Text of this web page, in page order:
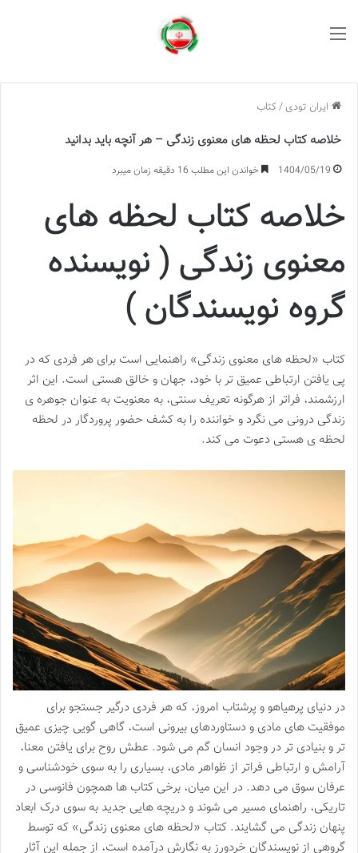
ایران تودی /کتاب
خلاصه کتاب لحظه های معنوی زندگی – هر آنچه باید بدانید
1404/05/19 خواندن این مطلب 16 دقیقه زمان میبرد
خلاصه کتاب لحظه های
معنوی زندگی ( نویسنده
گروه نویسندگان )
کتاب «لحظه های معنوی زندگی» راهنمایی است برای هر فردی که در
پی یافتن ارتباطی عمیق تر با خود، جهان و خالق هستی است. این اثر
ارزشمند، فراتر از هرگونه تعریف سنتی، به معنویت به عنوان جوهره ی
زندگی درونی می نگرد و خواننده را به کشف حضور پروردگار در لحظه
لحظه ی هستی دعوت می کند.
در دنیای پرهیاهو و پرشتاب امروز، که هر فردی درگیر جستجو برای
موفقیت های مادی و دستاوردهای بیرونی است، گاهی گویی چیزی عمیق
تر و بنیادی تر در وجود انسان گم می شود. عطش روح برای یافتن معنا،
آرامش و ارتباطی فراتر از ظواهر مادی، بسیاری را به سوی خودشناسی و
عرفان سوق می دهد. در این میان، برخی کتاب ها همچون فانوسی در
تاریکی، راهنمای مسیر می شوند و دریچه هایی جدید به سوی درک ابعاد
پنهان زندگی می گشایند. کتاب «لحظه های معنوی زندگی» که توسط
گروهی از نویسندگان خردورز به نگارش درآمده است، از جمله این آثار